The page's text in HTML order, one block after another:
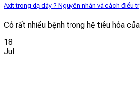
Axit trong dạ dày ? Nguyên nhân và cách điều trị
Có rất nhiều bệnh trong hệ tiêu hóa
18
Jul